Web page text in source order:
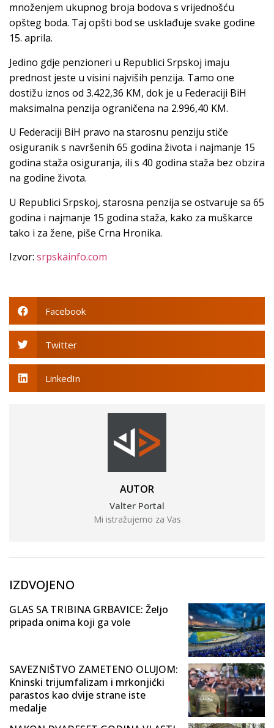
množenjem ukupnog broja bodova s vrijednošću
opšteg boda. Taj opšti bod se usklađuje svake godine
15. aprila.
Jedino gdje penzioneri u Republici Srpskoj imaju
prednost jeste u visini najviših penzija. Tamo one
dostižu iznos od 3.422,36 KM, dok je u Federaciji BiH
maksimalna penzija ograničena na 2.996,40 KM.
U Federaciji BiH pravo na starosnu penziju stiče
osiguranik s navršenih 65 godina života i najmanje 15
godina staža osiguranja, ili s 40 godina staža bez obzira
na godine života.
U Republici Srpskoj, starosna penzija se ostvaruje sa 65
godina i najmanje 15 godina staža, kako za muškarce
tako i za žene, piše Crna Hronika.
Izvor: srpskainfo.com
Facebook
Twitter
LinkedIn
AUTOR
Valter Portal
Mi istražujemo za Vas
IZDVOJENO
GLAS SA TRIBINA GRBAVICE: Željo
pripada onima koji ga vole
SAVEZNIŠTVO ZAMETENO OLUJOM:
Kninski trijumfalizam i mrkonjićki
parastos kao dvije strane iste
medalje